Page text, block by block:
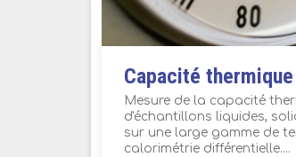
Capacité thermique
Mesure de la capacité
d'échantillons liquides,
sur une large gamme de
calorimétrie différentielle....